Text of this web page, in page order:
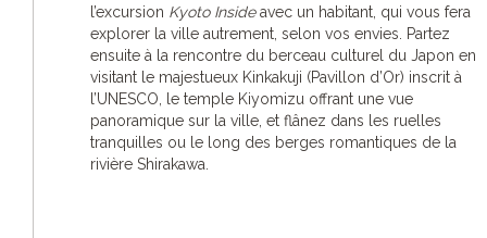
l’excursion Kyoto Insideavec un habitant, qui vous fera
explorer la ville autrement, selon vos envies. Partez
ensuite à la rencontre du berceau culturel du Japon en
visitant le majestueux Kinkakuji (Pavillon d’Or) inscrit à
l’UNESCO, le temple Kiyomizu offrant une vue
panoramique sur la ville, et flânez dans les ruelles
tranquilles ou le long des berges romantiques de la
rivière Shirakawa.